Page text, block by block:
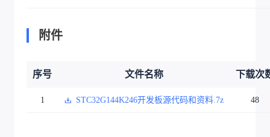
附件
序号 文件名称 下载次
1 STC32G144K246开发板源代码和资料.7z 48